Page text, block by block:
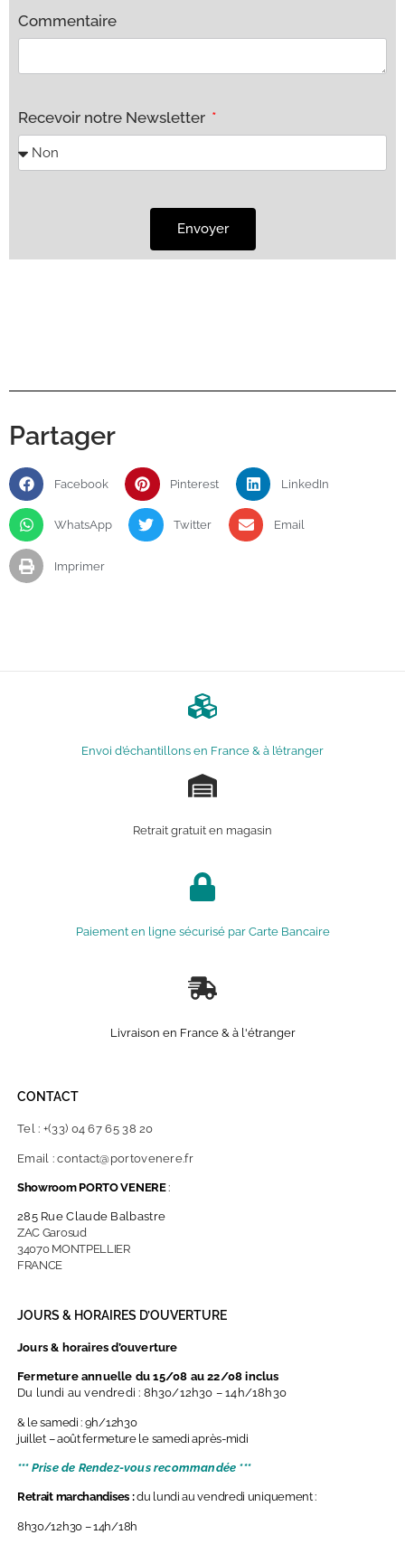
Commentaire
Recevoir notre Newsletter
Envoyer
Partager
Facebook Pinterest LinkedIn
WhatsApp Twitter Email
Imprimer
Envoi d’échantillons en France & à l’étranger
Retrait gratuit en magasin
Paiement en ligne sécurisé par Carte Bancaire
Livraison en France & à l'étranger
CONTACT
Tel : +(33) 04 67 65 38 20
Email : contact@portovenere.fr
Showroom PORTO VENERE:
285 Rue Claude Balbastre
ZAC Garosud
34070 MONTPELLIER
FRANCE
JOURS & HORAIRES D’OUVERTURE
Jours & horaires d’ouverture
Fermeture annuelle du 15/08 au 22/08 inclus
Du lundi au vendredi : 8h30/12h30 – 14h/18h30
& le samedi : 9h/12h30
juillet – août fermeture le samedi après-midi
*** Prise de Rendez-vous recommandée ***
Retrait marchandises :du lundi au vendredi uniquement :
8h30/12h30 – 14h/18h